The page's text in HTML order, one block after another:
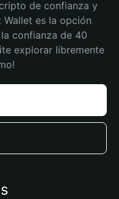
de confianza y
es la opción
confianza de 40
explorar libremente